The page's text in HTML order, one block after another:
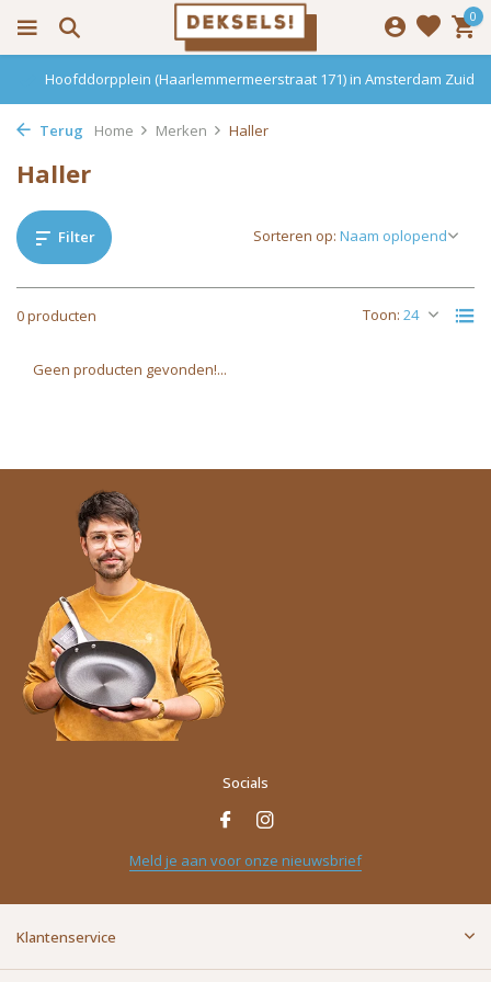
0
Hoofddorpplein (Haarlemmermeerstraat 171) in Amsterdam Zuid
Terug Home Merken Haller
Haller
Filter
0 producten Toon:
Sorteren op:
Geen producten gevonden!...
Socials
Meld je aan voor onze nieuwsbrief
Klantenservice